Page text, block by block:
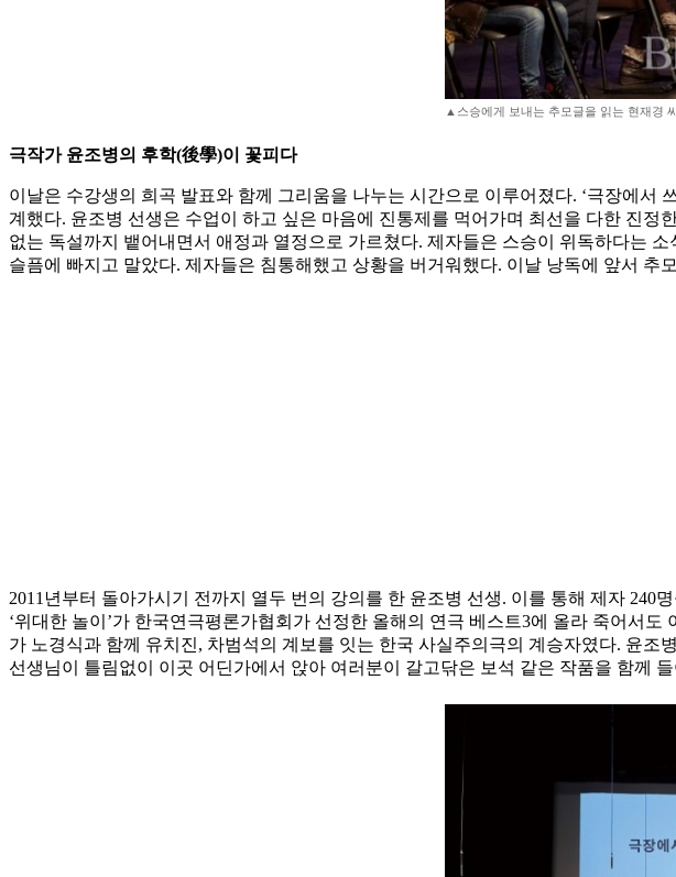
▲스승에게 보내는 추모글을 읽는 현재경
극작가 윤조병의 후학(後學)이 꽃피다
이날은 수강생의 희곡 발표와 함께 그리움을 나누는 시간으로 이루어졌다. ‘극장에
계했다. 윤조병 선생은 수업이 하고 싶은 마음에 진통제를 먹어가며 최선을 다한 진
없는 독설까지 뱉어내면서 애정과 열정으로 가르쳤다. 제자들은 스승이 위독하다는
슬픔에 빠지고 말았다. 제자들은 침통해했고 상황을 버거워했다. 이날 낭독에 앞서
2011년부터 돌아가시기 전까지 열두 번의 강의를 한 윤조병 선생. 이를 통해 제자
‘위대한 놀이’가 한국연극평론가협회가 선정한 올해의 연극 베스트3에 올라 죽어서
가 노경식과 함께 유치진, 차범석의 계보를 잇는 한국 사실주의극의 계승자였다. 윤
선생님이 틀림없이 이곳 어딘가에서 앉아 여러분이 갈고닦은 보석 같은 작품을 함께